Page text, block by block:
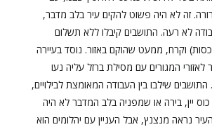
זה לא היה פשוט להקים עיר בלב מדבר,
לא רעה. התושבים קיבלו ללא תשלום
וקרח, ממעט שהוקם באזור. נוסד בעיירה
לאזורי המגורים עם מסילת ברזל עליה נעו
שילבו בין העבודה המאומצת לבילויים,
יין, בירה או שמפניה בלב המדבר לא היה
נראה מנצנץ, אבל העניין עם יהלומים הוא